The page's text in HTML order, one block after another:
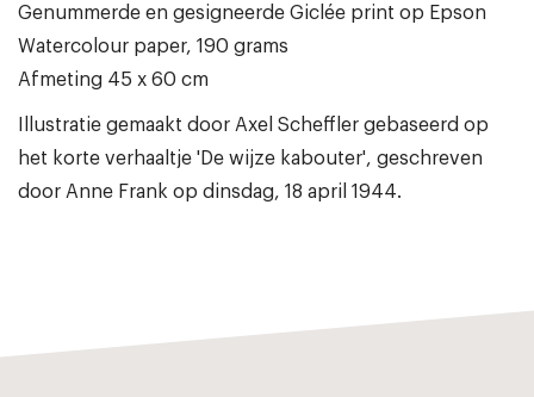
Genummerde en gesigneerde Giclée print op Epson
Watercolour paper, 190 grams
Afmeting 45 x 60 cm
Illustratie gemaakt door Axel Scheffler gebaseerd op
het korte verhaaltje 'De wijze kabouter', geschreven
door Anne Frank op dinsdag, 18 april 1944.